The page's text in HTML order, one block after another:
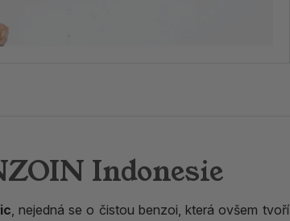
Indonesie
, nejedná se o čistou benzoi, která ovšem tvoří